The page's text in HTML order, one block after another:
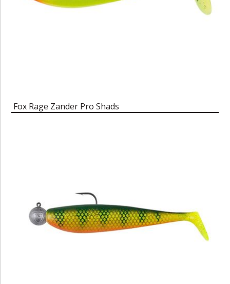
Fox Rage Zander Pro Shads